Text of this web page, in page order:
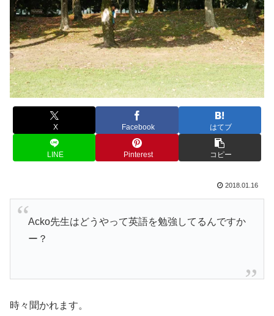
X Facebook はてブ
LINE Pinterest コピー
2018.01.16
Acko先生はどうやって英語を勉強してるんですか
ー？
時々聞かれます。